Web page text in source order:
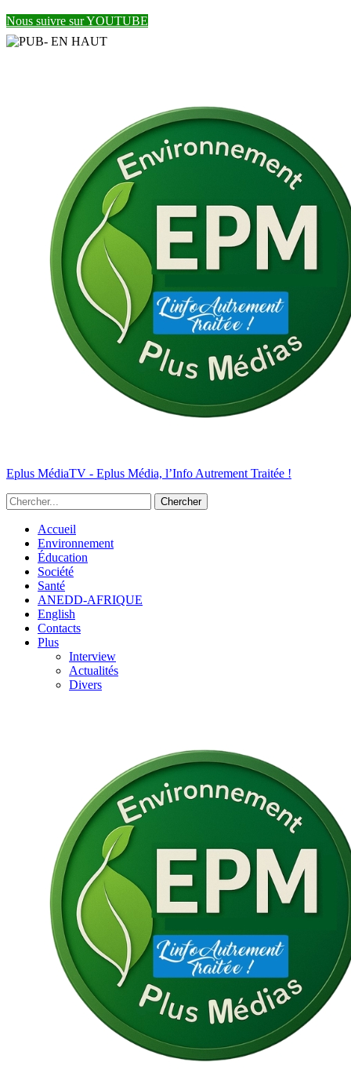
Nous suivre sur YOUTUBE
Eplus MédiaTV - Eplus Média, l’Info Autrement Traitée !
Accueil
Environnement
Éducation
Société
Santé
ANEDD-AFRIQUE
English
Contacts
Plus
Interview
Actualités
Divers